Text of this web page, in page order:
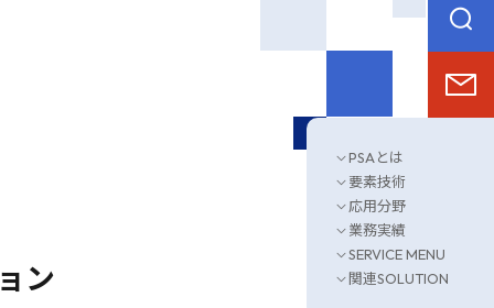
PSAとは
要素技術
応用分野
業務実績
SERVICE MENU
関連SOLUTION
ン